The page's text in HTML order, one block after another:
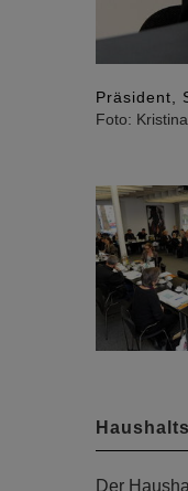
Präsident,
Foto:
Der